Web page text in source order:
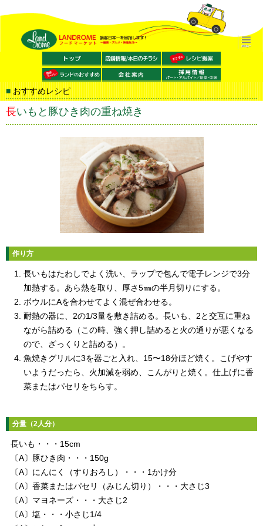
おすすめレシピ
長いもと豚ひき肉の重ね焼き
作り方
長いもはたわしでよく洗い、ラップで包んで電子レンジで3分
加熱する。あら熱を取り、厚さ5㎜の半月切りにする。
ボウルにAを合わせてよく混ぜ合わせる。
耐熱の器に、2の1/3量を敷き詰める。長いも、2と交互に重ね
ながら詰める（この時、強く押し詰めると火の通りが悪くなる
ので、ざっくりと詰める）。
魚焼きグリルに3を器ごと入れ、15〜18分ほど焼く。こげやす
いようだったら、火加減を弱め、こんがりと焼く。仕上げに香
菜またはパセリをちらす。
分量（2人分）
長いも・・・15cm
〔A〕豚ひき肉・・・150g
〔A〕にんにく（すりおろし）・・・1かけ分
〔A〕香菜またはパセリ（みじん切り）・・・大さじ3
〔A〕マヨネーズ・・・大さじ2
〔A〕塩・・・小さじ1/4